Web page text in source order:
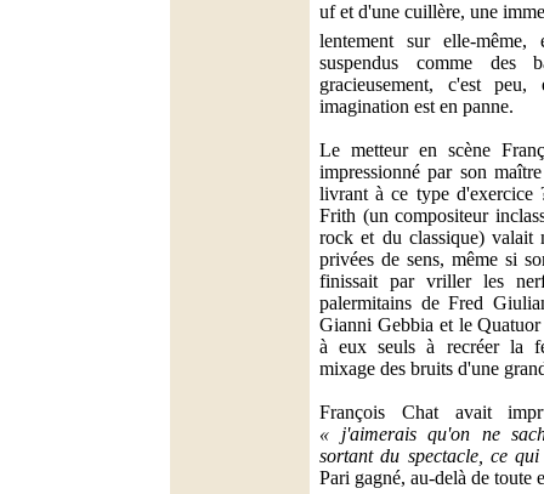
uf et d'une cuillère, une
lentement sur elle-
suspendus comme des
gracieusement, c'est peu,
imagination est en panne.
Le metteur en scène
impressionné par son
livrant à ce type d'exercice
Frith (un compositeur
rock et du classique) valait
privées de sens, même si
finissait par vriller les
palermitains de Fred
Gianni Gebbia et le Quatuor
à eux seuls à recréer la
mixage des bruits d'une
François Chat avait
« j'aimerais qu'on ne
sortant du spectacle, ce
Pari gagné, au-delà de toute